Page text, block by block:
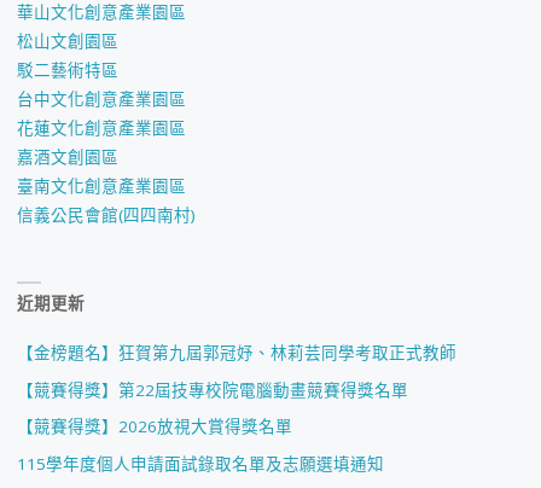
華山文化創意產業園區
松山文創園區
駁二藝術特區
台中文化創意產業園區
花蓮文化創意產業園區
嘉酒文創園區
臺南文化創意產業園區
信義公民會館(四四南村)
近期更新
【金榜題名】狂賀第九屆郭冠妤、林莉芸同學考取正式教師
【競賽得獎】第22屆技專校院電腦動畫競賽得獎名單
【競賽得獎】2026放視大賞得獎名單
115學年度個人申請面試錄取名單及志願選填通知